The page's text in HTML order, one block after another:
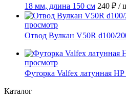
18 мм, длина 150 см 240 ₽ /
просмотр
Отвод Вулкан V50R d100/
просмотр
Футорка Valfex латунная
Каталог